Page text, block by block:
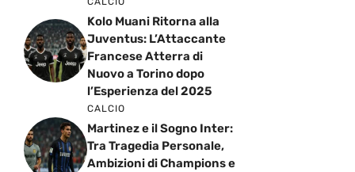
Kolo Muani Ritorna alla
Juventus: L’Attaccante
Francese Atterra di
Nuovo a Torino dopo
l’Esperienza del 2025
CALCIO
Martinez e il Sogno Inter:
Tra Tragedia Personale,
Ambizioni di Champions e